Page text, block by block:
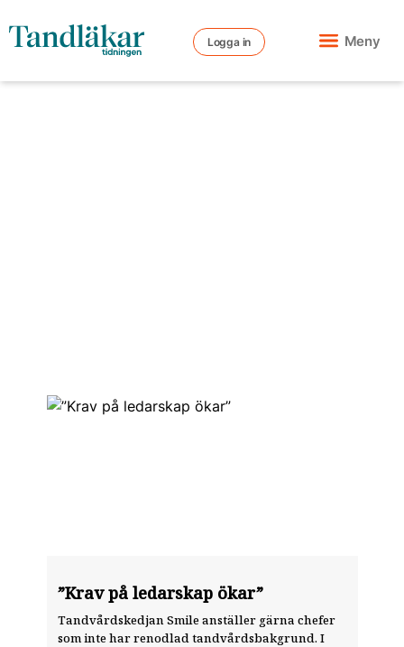
Logga in Meny
”Krav på ledarskap ökar”
Tandvårdskedjan Smile anställer gärna chefer
som inte har renodlad tandvårdsbakgrund. I